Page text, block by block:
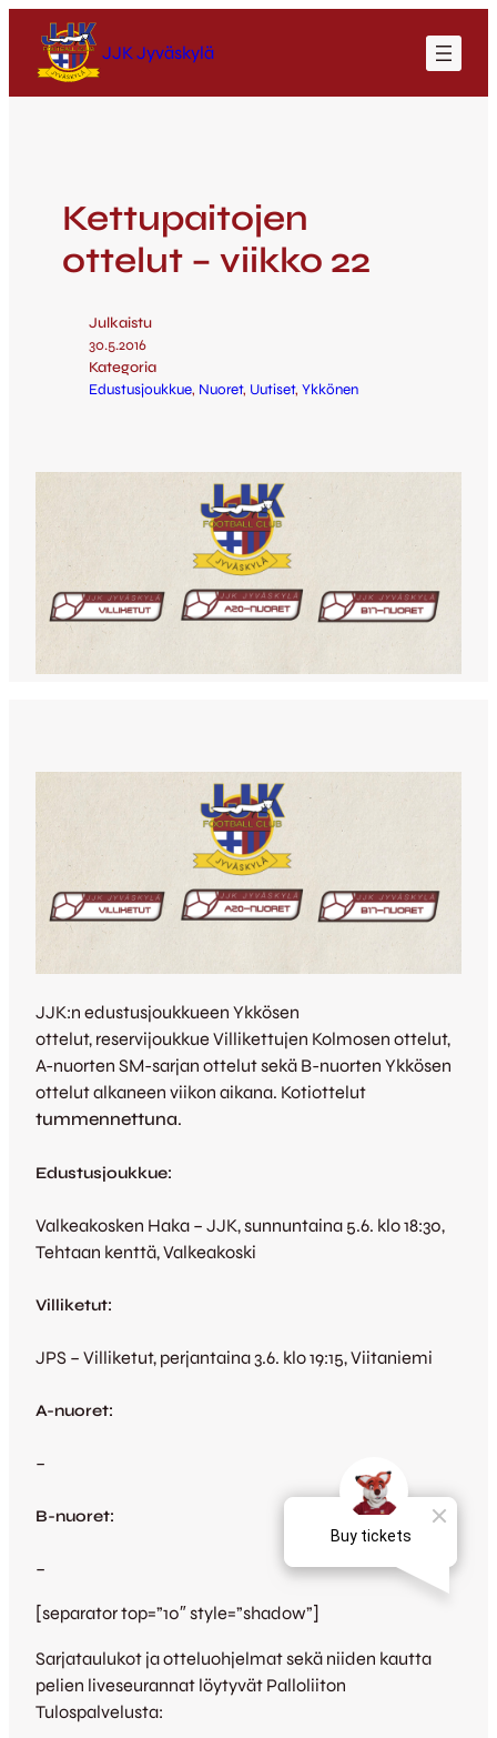
JJK Jyväskylä
Kettupaitojen
ottelut – viikko 22
Julkaistu
30.5.2016
Kategoria
Edustusjoukkue, Nuoret, Uutiset, Ykkönen
JJK:n edustusjoukkueen Ykkösen
ottelut, reservijoukkue Villikettujen Kolmosen ottelut,
A-nuorten SM-sarjan ottelut sekä B-nuorten Ykkösen
ottelut alkaneen viikon aikana. Kotiottelut
tummennettuna.
Edustusjoukkue:
Valkeakosken Haka – JJK, sunnuntaina 5.6. klo 18:30,
Tehtaan kenttä, Valkeakoski
Villiketut:
JPS – Villiketut, perjantaina 3.6. klo 19:15, Viitaniemi
A-nuoret:
–
B-nuoret:
–
[separator top=”10″ style=”shadow”]
Sarjataulukot ja otteluohjelmat sekä niiden kautta
pelien liveseurannat löytyvät Palloliiton
Tulospalvelusta: